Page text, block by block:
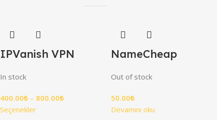
IPVanish VPN
In stock
400.00₺ – 800.00₺
Seçenekler
NameCheap
Out of stock
50.00₺
Devamını oku